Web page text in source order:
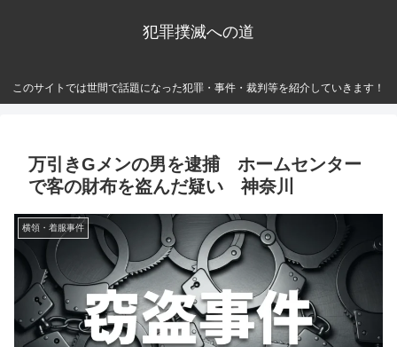
犯罪撲滅への道
このサイトでは世間で話題になった犯罪・事件・裁判等を紹介していきます！
万引きGメンの男を逮捕 ホームセンター
で客の財布を盗んだ疑い 神奈川
横領・着服事件